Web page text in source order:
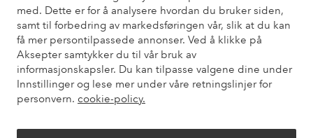
med. Dette er for å analysere hvordan du bruker siden,
samt til forbedring av markedsføringen vår, slik at du kan
få mer persontilpassede annonser. Ved å klikke på
Aksepter samtykker du til vår bruk av
informasjonskapsler. Du kan tilpasse valgene dine under
Innstillinger og lese mer under våre retningslinjer for
personvern. cookie-policy.
Mine sider
Om Ellos
Våre tjenester
Vilkår